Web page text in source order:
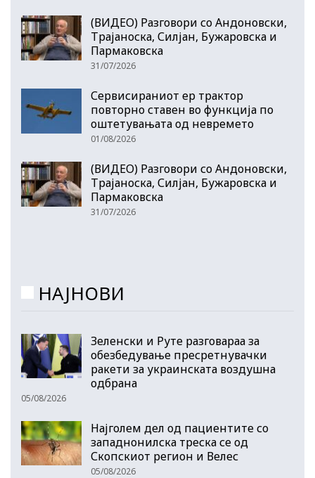
(ВИДЕО) Разговори со Андоновски,
Трајаноска, Силјан, Бужаровска и
Пармаковска
31/07/2026
Сервисираниот ер трактор
повторно ставен во функција по
оштетувањата од невремето
01/08/2026
(ВИДЕО) Разговори со Андоновски,
Трајаноска, Силјан, Бужаровска и
Пармаковска
31/07/2026
НАЈНОВИ
Зеленски и Руте разговараа за
обезбедување пресретнувачки
ракети за украинската воздушна
одбрана
05/08/2026
Најголем дел од пациентите сo
западнонилска треска се од
Скопскиот регион и Велес
05/08/2026